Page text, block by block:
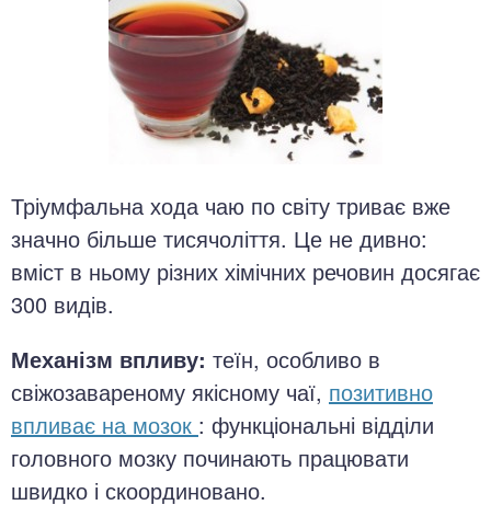
Тріумфальна хода чаю по світу триває вже
значно більше тисячоліття. Це не дивно:
вміст в ньому різних хімічних речовин досягає
300 видів.
Механізм впливу: теїн, особливо в
свіжозавареному якісному чаї, позитивно
впливає на мозок : функціональні відділи
головного мозку починають працювати
швидко і скоординовано.